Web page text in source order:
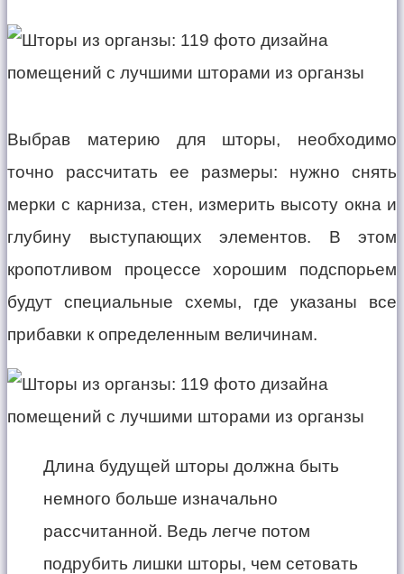
Выбрав материю для шторы, необходимо
точно рассчитать ее размеры: нужно снять
мерки с карниза, стен, измерить высоту окна и
глубину выступающих элементов. В этом
кропотливом процессе хорошим подспорьем
будут специальные схемы, где указаны все
прибавки к определенным величинам.
Длина будущей шторы должна быть
немного больше изначально
рассчитанной. Ведь легче потом
подрубить лишки шторы, чем сетовать